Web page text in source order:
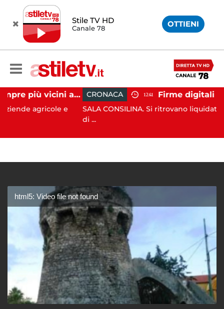
Stile TV HD
Canale 78 OTTIENI
Cinghiali sempre più vicini all'uomo: nel Cilento una famigliola arriva fino alla spiaggia
e
CRONACA 12:41
SALA CONSILINA. Si ritrovano liquidatori e
html5: Video file not found